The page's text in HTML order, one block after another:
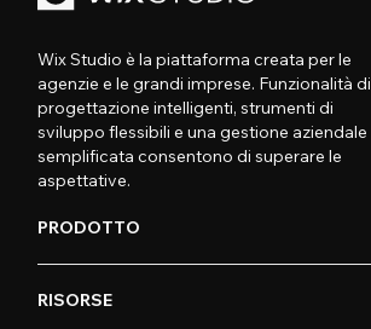
Wix Studio è la piattaforma creata per le
agenzie e le grandi imprese. Funzionalità di
progettazione intelligenti, strumenti di
sviluppo flessibili e una gestione aziendale
semplificata consentono di superare le
aspettative.
PRODOTTO
RISORSE